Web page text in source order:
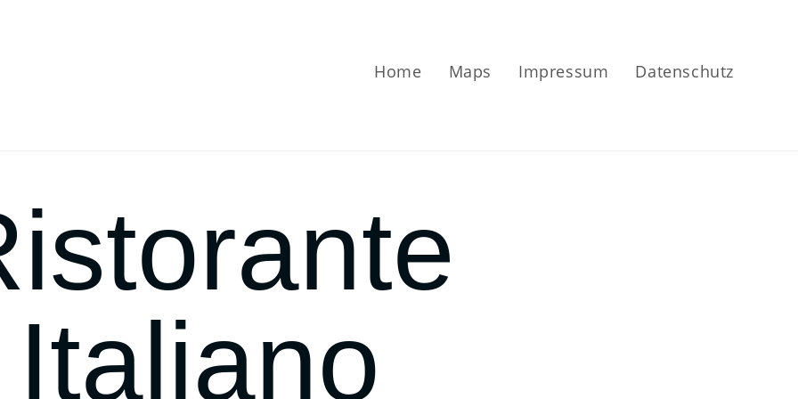
Home Maps Impressum Datenschutz
Italiano